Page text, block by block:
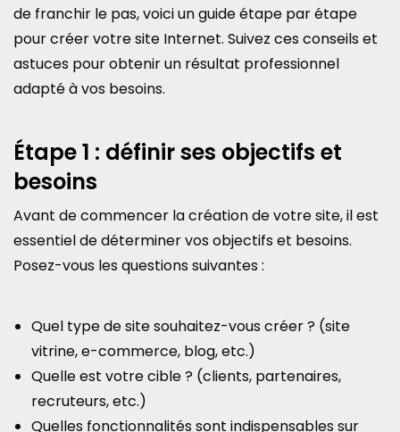
de franchir le pas, voici un guide étape par étape
pour créer votre site Internet. Suivez ces conseils et
astuces pour obtenir un résultat professionnel
adapté à vos besoins.
Étape 1 : définir ses objectifs et
besoins
Avant de commencer la création de votre site, il est
essentiel de déterminer vos objectifs et besoins.
Posez-vous les questions suivantes :
Quel type de site souhaitez-vous créer ? (site
vitrine, e-commerce, blog, etc.)
Quelle est votre cible ? (clients, partenaires,
recruteurs, etc.)
Quelles fonctionnalités sont indispensables sur